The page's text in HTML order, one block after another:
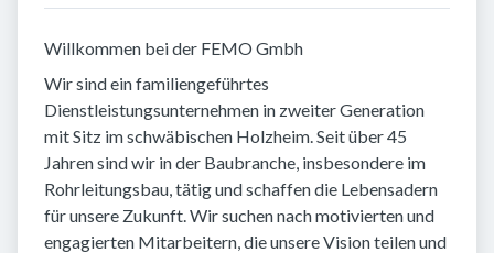
Willkommen bei der FEMO Gmbh
Wir sind ein familiengeführtes
Dienstleistungsunternehmen in zweiter Generation
mit Sitz im schwäbischen Holzheim. Seit über 45
Jahren sind wir in der Baubranche, insbesondere im
Rohrleitungsbau, tätig und schaffen die Lebensadern
für unsere Zukunft. Wir suchen nach motivierten und
engagierten Mitarbeitern, die unsere Vision teilen und